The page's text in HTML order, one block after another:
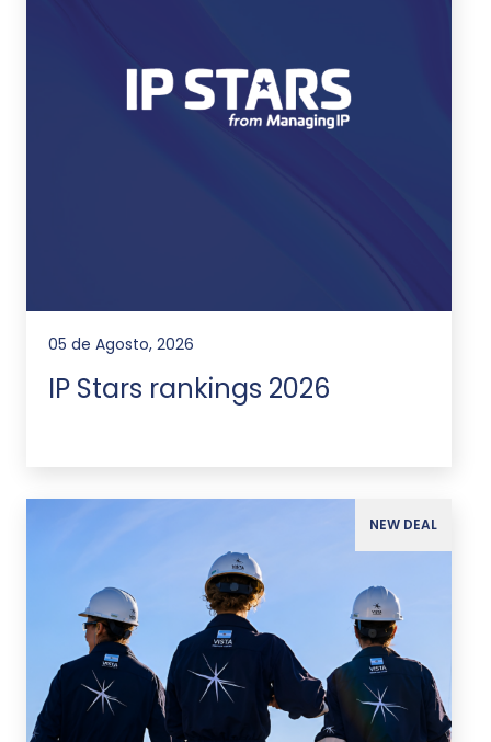
05 de Agosto, 2026
IP Stars rankings 2026
NEW DEAL